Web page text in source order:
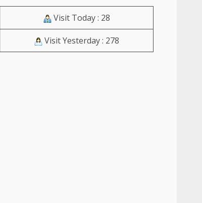
Visit Today : 28
Visit Yesterday : 278